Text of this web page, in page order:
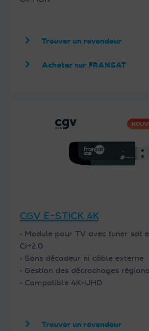
Trouver un revendeur
Acheter sur FRANSAT
CGV E-STICK 4K
• Module pour TV avec tuner sat
CI+2.0
• Sans décodeur ni câble externe
• Gestion des décrochages
• Compatible 4K-UHD
Trouver un revendeur